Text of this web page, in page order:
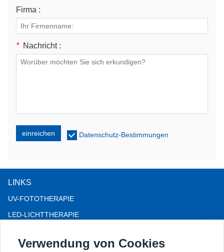
Firma :
* Nachricht :
einreichen Datenschutz-Bestimmungen
LINKS
UV-FOTOTHERAPIE
LED-LICHTTHERAPIE
KOLPOSKOP
Verwendung von Cookies